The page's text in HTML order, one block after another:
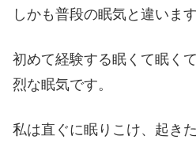
しかも普段の眠気と違います
初めて経験する眠くて眠く
烈な眠気です。
私は直ぐに眠りこけ、起き